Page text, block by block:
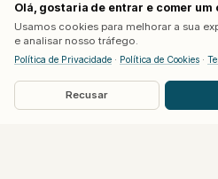
Lula (Kate Mara). Lula
num jogo de manipulação
culmina numa situação
numa mesma noite.
Olá, gostaria de entrar e comer um
Usamos cookies para melhorar a sua
e analisar nosso tráfego.
Política de Privacidade · Política de Cookies ·
Recusar